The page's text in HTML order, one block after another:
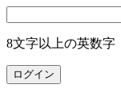
8文字以上の英数字